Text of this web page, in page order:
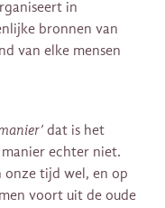
in
bronnen van
van elke mensen
dat is het
echter niet.
tijd wel, en op
voort uit de oude